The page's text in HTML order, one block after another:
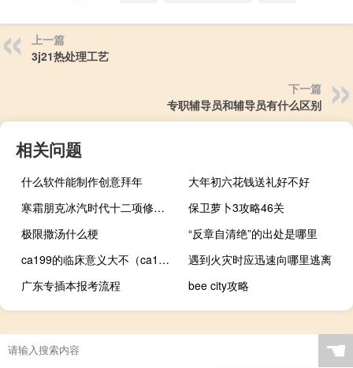
上一篇
3j21热处理工艺
下一篇
专职辅导员和辅导员有什么区别
相关问题
什么软件能制作创意拜年
大年初六花钱送礼好不好
寒霜朋克冰汽时代十二项修改器 V1.3.3 绿色免费版（寒霜朋克冰汽时代十二项修改器 V1.3.3 绿色免费版功能简介）
保卫萝卜3攻略46关
极限撒汤什么梗
“反章自清绝”的出处是哪里
ca199的临床意义大不（ca199的临床意义）
遇到火灾时应迅速向哪里逃离
广东专插本报考流程
bee city攻略
☚